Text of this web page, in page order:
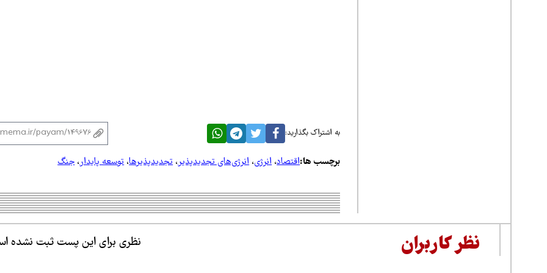
به اشتراک بگذارید:
برچسب ها:اقتصاد،انرژی،انرژی‌های تجدیدپذیر،تجدیدپذیرها،توسعه پایدار،جنگ
نظر کاربران نظری برای این پست ثبت نشده